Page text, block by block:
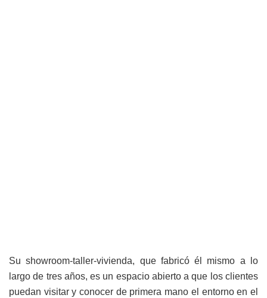
Su showroom-taller-vivienda, que fabricó él mismo a lo
largo de tres años, es un espacio abierto a que los clientes
puedan visitar y conocer de primera mano el entorno en el